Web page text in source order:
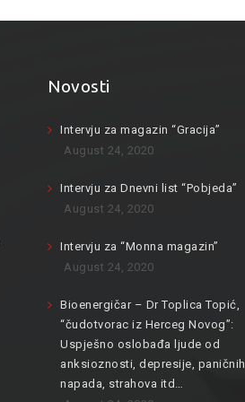
Novosti
Intervju za magazin “Gracija”
August 24, 2020
Intervju za Dnevni list “Pobjeda”
August 24, 2020
Intervju za “Monna magazin”
August 24, 2020
Bioenergičar – Dr Toplica Topić,
“čudotvorac iz Herceg Novog”:
Uspješno oslobađa ljude od
anksioznosti, depresije, paničnih
napada, strahova itd…